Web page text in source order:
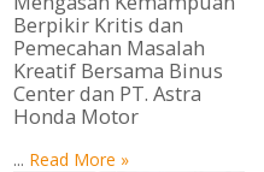
Berpikir Kritis dan
Pemecahan Masalah
Kreatif Bersama Binus
Center dan PT. Astra
Honda Motor
... Read More »